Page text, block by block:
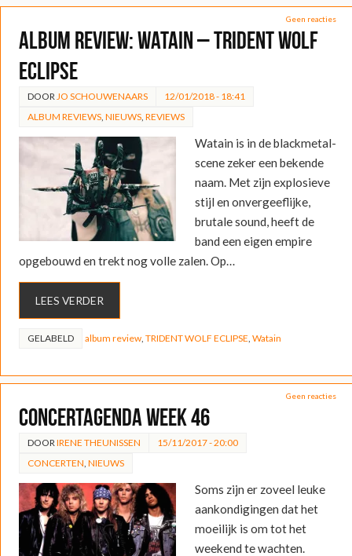
Geen reacties
ALBUM REVIEW: Watain – TRIDENT WOLF
ECLIPSE
DOOR JO SCHOUWENAARS
12/01/2018 - 18:41
ALBUM REVIEWS, NIEUWS, REVIEWS
Watain is in de blackmetal-
scene zeker een bekende
naam. Met zijn explosieve
stijl en onvergeeflijke,
brutale sound, heeft de
band een eigen empire
opgebouwd en trekt nog volle zalen. Op…
LEES VERDER
GELABELD album review, TRIDENT WOLF ECLIPSE Watain
Geen reacties
Concertagenda week 46
DOOR IRENE THEUNISSEN
15/11/2017 - 20:00
CONCERTEN NIEUWS
Soms zijn er zoveel leuke
aankondigingen dat het
moeilijk is om tot het
weekend te wachten.